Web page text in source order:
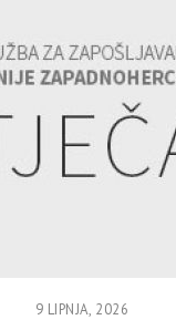
9 LIPNJA, 2026